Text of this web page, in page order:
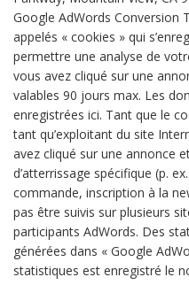
Google AdWords Conversion
appelés « cookies » qui
permettre une analyse de
vous avez cliqué sur une
valables 90 jours max. Les
enregistrées ici. Tant que le
tant qu’exploitant du site
avez cliqué sur une annonce
d’atterrissage spécifique (p.
commande, inscription à la
pas être suivis sur plusieurs
participants AdWords. Des
générées dans « Google
statistiques est enregistré le